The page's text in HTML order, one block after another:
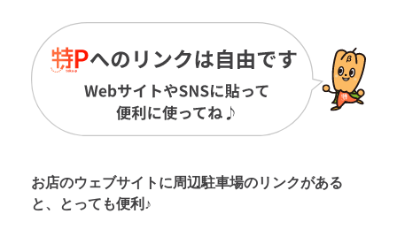
お店のウェブサイトに周辺駐車場のリンクがある
と、とっても便利♪